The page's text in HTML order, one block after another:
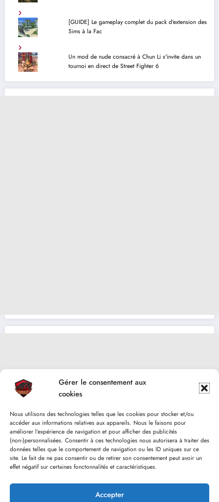
Gérer le consentement aux
cookies
Nous utilisons des technologies telles que les cookies pour stocker et/ou
accéder aux informations relatives aux appareils. Nous le faisons pour
améliorer l’expérience de navigation et pour afficher des publicités
(non-)personnalisées. Consentir à ces technologies nous autorisera à traiter des
données telles que le comportement de navigation ou les ID uniques sur ce
site. Le fait de ne pas consentir ou de retirer son consentement peut avoir un
effet négatif sur certaines fonctonnalités et caractéristiques.
Accepter
[GUIDE] Le gameplay complet du pack d'extension des
Sims à la Fac
Un mod de nude consacré à Chun Li s'invite dans un
tournoi en direct de Street Fighter 6